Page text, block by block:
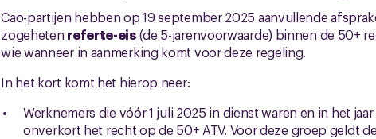
Cao-partijen hebben op 19 september 2025 aanvullende
zogeheten referte-eis(de 5-jarenvoorwaarde) binnen de 50+
wie wanneer in aanmerking komt voor deze regeling.
In het kort komt het hierop neer:
Werknemers die vóór 1 juli 2025 in dienst waren en in het
onverkort het recht op de 50+ ATV. Voor deze groep geldt